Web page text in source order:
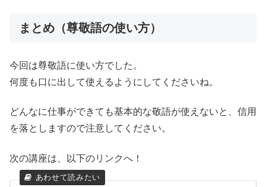
まとめ（尊敬語の使い方）
今回は尊敬語に使い方でした。
何度も口に出して使えるようにしてくださいね。
どんなに仕事ができても基本的な敬語が使えないと、信用
を落としますので注意してください。
次の講座は、以下のリンクへ！